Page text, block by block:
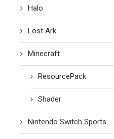
Halo
Lost Ark
Minecraft
ResourcePack
Shader
Nintendo Switch Sports